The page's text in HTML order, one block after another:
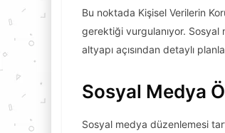
Bu noktada Kişisel Verilerin
gerektiği vurgulanıyor. Sosyal
altyapı açısından detaylı
Sosyal Medya
Sosyal medya düzenlemesi